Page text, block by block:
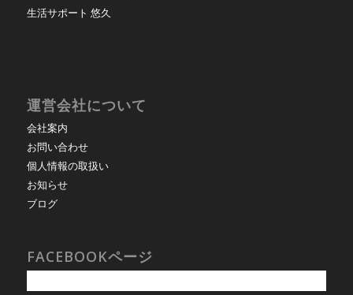
生活サポート 悠久
運営会社について
会社案内
お問い合わせ
個人情報の取扱い
お知らせ
ブログ
FACEBOOKページ